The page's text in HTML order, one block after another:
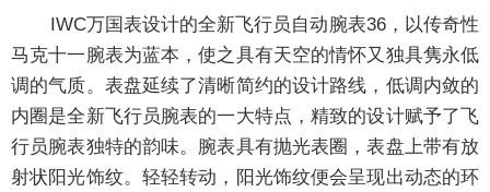
IWC万国表设计的全新飞行员自动腕表36，以传奇性
马克十一腕表为蓝本，使之具有天空的情怀又独具隽永低
调的气质。表盘延续了清晰简约的设计路线，低调内敛的
内圈是全新飞行员腕表的一大特点，精致的设计赋予了飞
行员腕表独特的韵味。腕表具有抛光表圈，表盘上带有放
射状阳光饰纹。轻轻转动，阳光饰纹便会呈现出动态的环